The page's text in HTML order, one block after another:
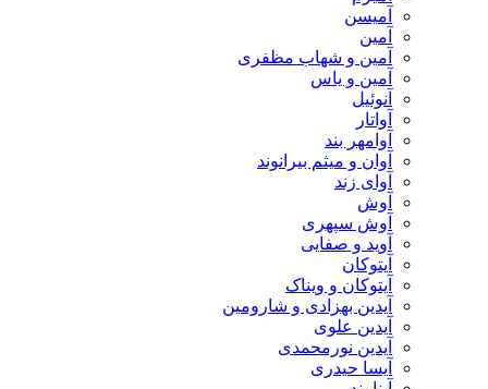
آمیسن
آمین
آمین و شهاب مظفری
آمین و یاس
آنوئیل
آواتار
آوامهر بند
آوان و میثم بیرانوند
آوای زند
آوش
آوش سپهری
آوید و صفایی
آیتوکان
آیتوکان و ویناک
آیدین بهزادی و شارومین
آیدین علوی
آیدین نورمحمدی
آیسا حیدری